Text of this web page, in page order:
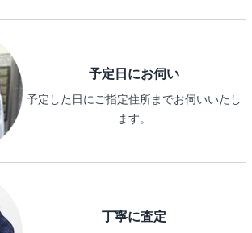
予定日にお伺い
予定した日にご指定住所までお伺いいたし
ます。
丁寧に査定